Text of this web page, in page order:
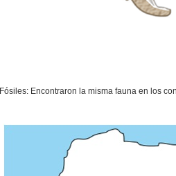
Fósiles: Encontraron la misma fauna en los